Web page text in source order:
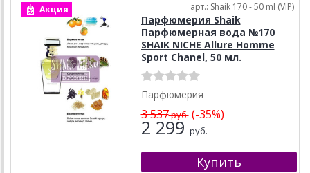
Акция арт.: Shaik 170 - 50 ml (VIP)
Парфюмерия Shaik
Парфюмерная вода №170
SHAIK NICHE Allure Homme
Sport Chanel, 50 мл.
Парфюмерия
3 537руб.(-35%)
2 299 руб.